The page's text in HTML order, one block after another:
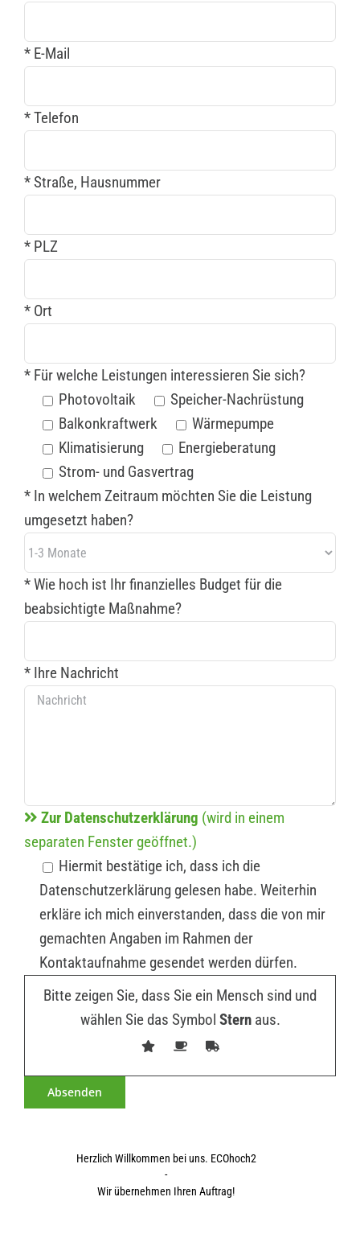
* E-Mail
* Telefon
* Straße, Hausnummer
* PLZ
* Ort
* Für welche Leistungen interessieren Sie sich?
Photovoltaik
Speicher-Nachrüstung
Balkonkraftwerk
Wärmepumpe
Klimatisierung
Energieberatung
Strom- und Gasvertrag
* In welchem Zeitraum möchten Sie die Leistung
umgesetzt haben?
* Wie hoch ist Ihr finanzielles Budget für die
beabsichtigte Maßnahme?
* Ihre Nachricht
Zur Datenschutzerklärung (wird in einem
separaten Fenster geöffnet.)
Hiermit bestätige ich, dass ich die
Datenschutzerklärung gelesen habe. Weiterhin
erkläre ich mich einverstanden, dass die von mir
gemachten Angaben im Rahmen der
Kontaktaufnahme gesendet werden dürfen.
Bitte zeigen Sie, dass Sie ein Mensch sind und
wählen Sie das Symbol Sternaus.
Herzlich Willkommen bei uns. ECOhoch2
-
Wir übernehmen Ihren Auftrag!